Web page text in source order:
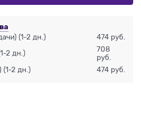
(1-2 дн.) 474 руб.
2 дн.)
708
руб.
(1-2 дн.) 474 руб.